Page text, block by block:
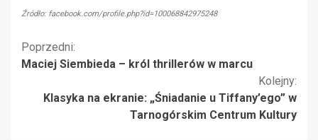
Źródło: facebook.com/profile.php?id=100068842975248
Kontynuuj
Poprzedni:
Maciej Siembieda – król thrillerów w marcu
Kolejny:
Klasyka na ekranie: „Śniadanie u Tiffany’ego” w
Tarnogórskim Centrum Kultury